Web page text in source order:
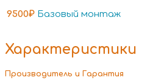
9500₽ Базовый монтаж
Характеристики
Производитель и Гарантия